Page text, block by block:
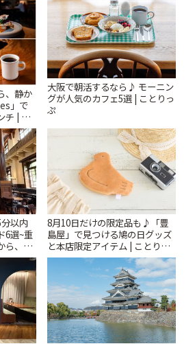
、静か
」で
チ | こ
大阪で朝活するなら♪ モーニン
グが人気のカフェ5選 | ことりっ
ぷ
以内
6選~重
ら、改
~ | こと
8月10日だけの限定品も♪「豊
島屋」で見つける鳩の日グッズ
と本店限定アイテム | ことりっ
ぷ